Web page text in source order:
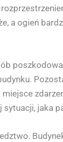
a ogień
miejsce
sytuacji, jaka